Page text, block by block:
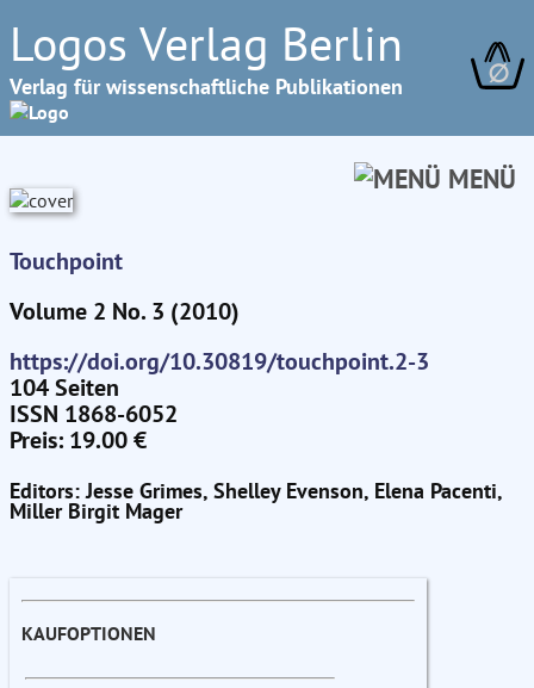
Logos Verlag Berlin
Verlag für wissenschaftliche Publikationen ∅
MENÜ
Touchpoint
Volume 2 No. 3 (2010)
https://doi.org/10.30819/touchpoint.2-3
104 Seiten
ISSN 1868-6052
Preis: 19.00 €
Editors: Jesse Grimes, Shelley Evenson, Elena Pacenti,
Miller Birgit Mager
KAUFOPTIONEN